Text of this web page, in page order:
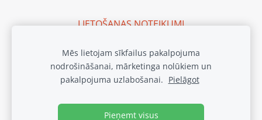
LIETOŠANAS NOTEIKUMI
SIA "Cake Fab"
Reģ. Nr. 40203135262
Ražotnes adrese:
Purva iela 2, Baloži, Latvija, LV-2112
Waze: Cake Fab
Mēs lietojam sīkfailus pakalpojuma
nodrošināšanai, mārketinga nolūkiem un
pakalpojuma uzlabošanai. Pielāgot
Pieņemt visus